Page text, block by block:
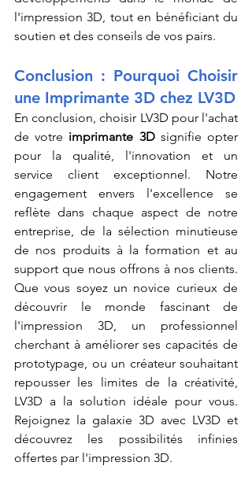
l'impression 3D, tout en bénéficiant du
soutien et des conseils de vos pairs.
Conclusion : Pourquoi Choisir
une Imprimante 3D chez LV3D
En conclusion, choisir LV3D pour l'achat
de votre imprimante 3D signifie opter
pour la qualité, l'innovation et un
service client exceptionnel. Notre
engagement envers l'excellence se
reflète dans chaque aspect de notre
entreprise, de la sélection minutieuse
de nos produits à la formation et au
support que nous offrons à nos clients.
Que vous soyez un novice curieux de
découvrir le monde fascinant de
l'impression 3D, un professionnel
cherchant à améliorer ses capacités de
prototypage, ou un créateur souhaitant
repousser les limites de la créativité,
LV3D a la solution idéale pour vous.
Rejoignez la galaxie 3D avec LV3D et
découvrez les possibilités infinies
offertes par l'impression 3D.